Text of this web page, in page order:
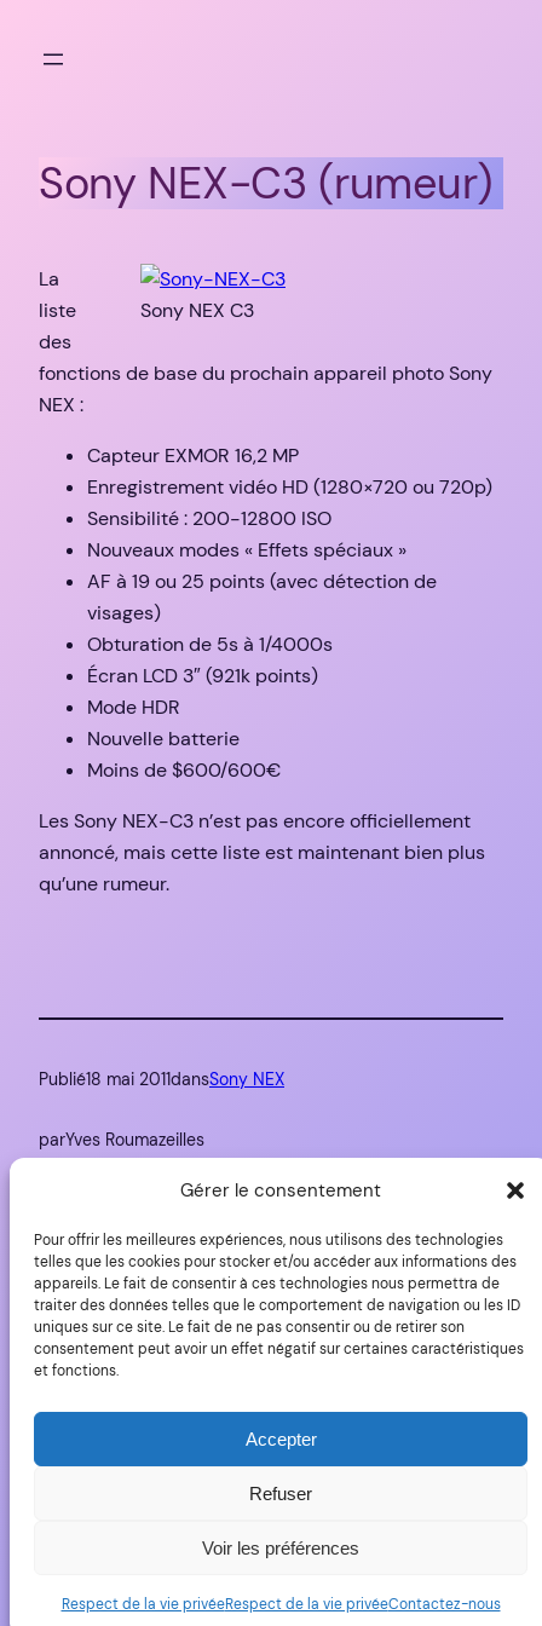
Gérer le consentement
Pour offrir les meilleures expériences, nous utilisons des technologies
telles que les cookies pour stocker et/ou accéder aux informations des
appareils. Le fait de consentir à ces technologies nous permettra de
traiter des données telles que le comportement de navigation ou les ID
uniques sur ce site. Le fait de ne pas consentir ou de retirer son
consentement peut avoir un effet négatif sur certaines caractéristiques
et fonctions.
Accepter
Refuser
Voir les préférences
Respect de la vie privéeRespect de la vie privéeContactez-nous
Sony NEX-C3 (rumeur)
Sony NEX C3
La
liste
des
fonctions de base du prochain appareil photo Sony
NEX :
Capteur EXMOR 16,2 MP
Enregistrement vidéo HD (1280×720 ou 720p)
Sensibilité : 200-12800 ISO
Nouveaux modes « Effets spéciaux »
AF à 19 ou 25 points (avec détection de
visages)
Obturation de 5s à 1/4000s
Écran LCD 3″ (921k points)
Mode HDR
Nouvelle batterie
Moins de $600/600€
Les Sony NEX-C3 n’est pas encore officiellement
annoncé, mais cette liste est maintenant bien plus
qu’une rumeur.
Publié18 mai 2011dansSony NEX
parYves Roumazeilles
NEX, rumeur, Sony
Copyright (C) 2006-20225 Yves Roumazeilles – Tous
Fièrement propulsé parWordPress